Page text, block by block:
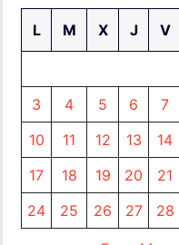
L M X J V
3
4 5 6 7
10
11 12 13 14
17
18 19 20 21
24
25 26 27 28